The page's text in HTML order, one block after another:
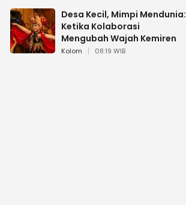
Desa Kecil, Mimpi Mendunia:
Ketika Kolaborasi
Mengubah Wajah Kemiren
Kolom 08:19 WIB